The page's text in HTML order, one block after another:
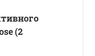
(2